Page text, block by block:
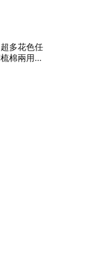
多花色任
棉兩用被